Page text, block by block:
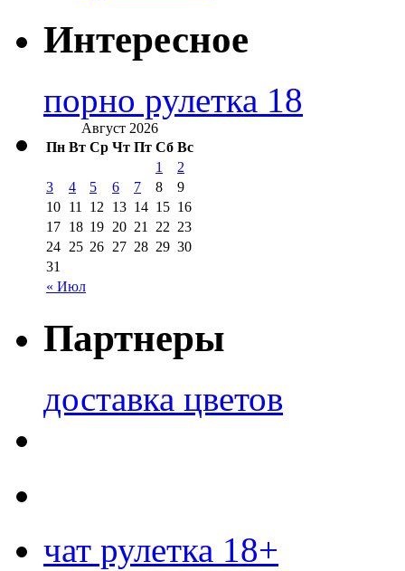
Интересное
порно рулетка 18
Август 2026
Пн Вт Ср Чт Пт Сб Вс
« Июл
1
2
3
4 5 6 7 8
9
10 11 12 13 14 15 16
17 18 19 20 21 22 23
24 25 26 27 28 29 30
31
Партнеры
доставка цветов
чат рулетка 18+